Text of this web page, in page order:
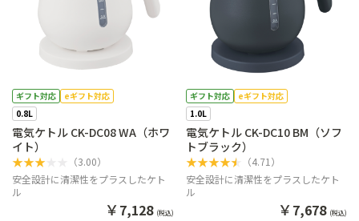
ギフト対応
eギフト対応
0.8L
電気ケトル CK-DC08 WA（ホワ
イト）
★★★ （3.00）
安全設計に清潔性をプラスしたケト
ル
￥7,128 (税込)
ギフト対応
eギフト対応
1.0L
電気ケトル CK-DC10 BM（ソフ
トブラック）
★★★★★ （4.71 ）
安全設計に清潔性をプラスしたケト
ル
￥7,678 (税込)